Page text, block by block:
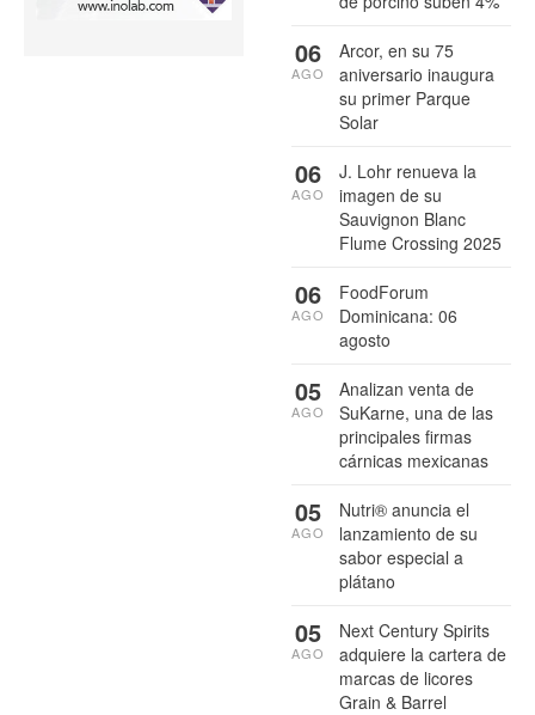
Arcor, en su 75
aniversario inaugura
su primer Parque
Solar
06
AGO
J. Lohr renueva la
imagen de su
Sauvignon Blanc
Flume Crossing 2025
06
AGO
FoodForum
Dominicana: 06
agosto
06
AGO
Analizan venta de
SuKarne, una de las
principales firmas
cárnicas mexicanas
05
AGO
Nutri® anuncia el
lanzamiento de su
sabor especial a
plátano
05
AGO
Next Century Spirits
adquiere la cartera de
marcas de licores
Grain & Barrel
05
AGO